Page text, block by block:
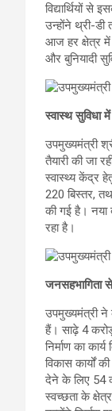
विद्यार्थियों
उन्होंने थ्री-
आज हर क्षेत्र में
और बुनियादी
स्वास्थ सुविधा
उपमुख्यमंत्री
तैयारी की जा
स्वास्थ्य केंद्र
220 बिस्तर,
की गई है। नया
रहा है।
जनसहभागिता
उपमुख्यमंत्री ने
हैं। साढ़े 4
निर्माण का
विकास कार्यों
देने के लिए 54
स्वच्छता के